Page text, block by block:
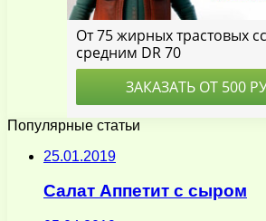
Популярные статьи
25.01.2019
Салат Аппетит с сыром